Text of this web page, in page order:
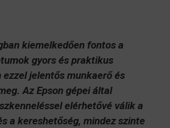
kiemelkedően fontos a
gyors és praktikus
jelentős munkaerő és
Az Epson gépei által
elérhetővé válik a
a kereshetőség, mindez szinte